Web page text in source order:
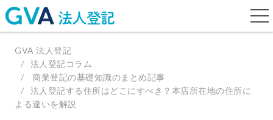
GVA 法人登記
法人登記コラム
商業登記の基礎知識のまとめ記事
法人登記する住所はどこにすべき？本店所在地の住所に
よる違いを解説